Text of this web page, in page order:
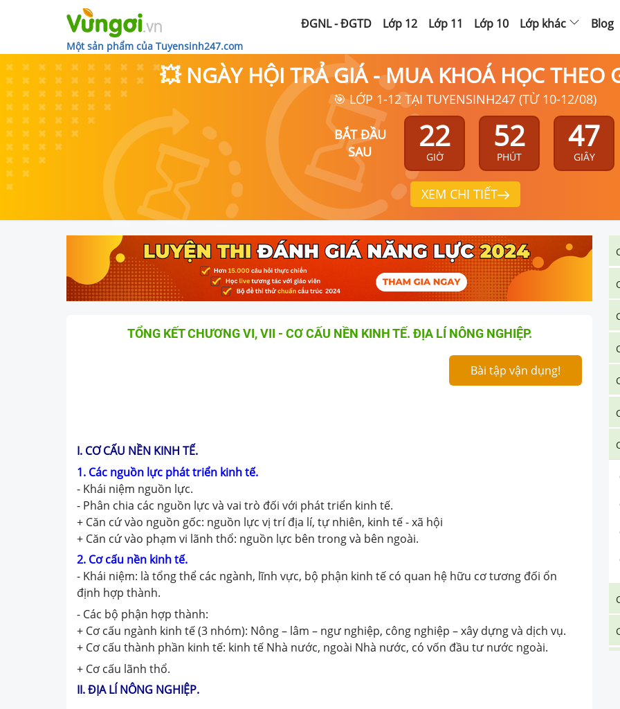
Một sản phẩm của Tuyensinh247.com
ĐGNL - ĐGTD Lớp 12 Lớp 11 Lớp 10 Lớp khác Blog
💥 NGÀY HỘI TRẢ GIÁ - MUA KHOÁ HỌC THEO
🎯 LỚP 1-12 TẠI TUYENSINH247 (TỪ 10-12/08)
BẮT ĐẦU
SAU
22
GIỜ
52
PHÚT
46
GIÂY
XEM CHI TIẾT
TỔNG KẾT CHƯƠNG VI, VII - CƠ CẤU NỀN KINH TẾ. ĐỊA LÍ NÔNG NGHIỆP.
Bài tập vận dụng!
I. CƠ CẤU NỀN KINH TẾ.
1. Các nguồn lực phát triển kinh tế.
- Khái niệm nguồn lực.
- Phân chia các nguồn lực và vai trò đối với phát triển kinh tế.
+ Căn cứ vào nguồn gốc: nguồn lực vị trí địa lí, tự nhiên, kinh tế - xã hội
+ Căn cứ vào phạm vi lãnh thổ: nguồn lực bên trong và bên ngoài.
2. Cơ cấu nền kinh tế.
- Khái niệm: là tổng thể các ngành, lĩnh vực, bộ phận kinh tế có quan hệ hữu cơ tương đối ổn
định hợp thành.
- Các bộ phận hợp thành:
+ Cơ cấu ngành kinh tế (3 nhóm): Nông – lâm – ngư nghiệp, công nghiệp – xây dựng và dịch vụ.
+ Cơ cấu thành phần kinh tế: kinh tế Nhà nước, ngoài Nhà nước, có vốn đầu tư nước ngoài.
+ Cơ cấu lãnh thổ.
II. ĐỊA LÍ NÔNG NGHIỆP.